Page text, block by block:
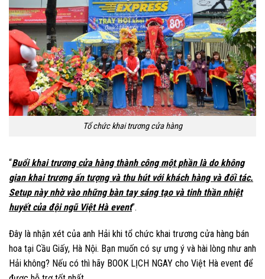
Tổ chức khai trương cửa hàng
“Buổi khai trương cửa hàng thành công một phần là do không
gian khai trương ấn tượng và thu hút với khách hàng và đối tác.
Setup này nhờ vào những bàn tay sáng tạo và tinh thần nhiệt
huyết của đội ngũ Việt Hà event”.
Đây là nhận xét của anh Hải khi tổ chức khai trương cửa hàng bán
hoa tại Cầu Giấy, Hà Nội. Bạn muốn có sự ưng ý và hài lòng như anh
Hải không? Nếu có thì hãy BOOK LỊCH NGAY cho Việt Hà event để